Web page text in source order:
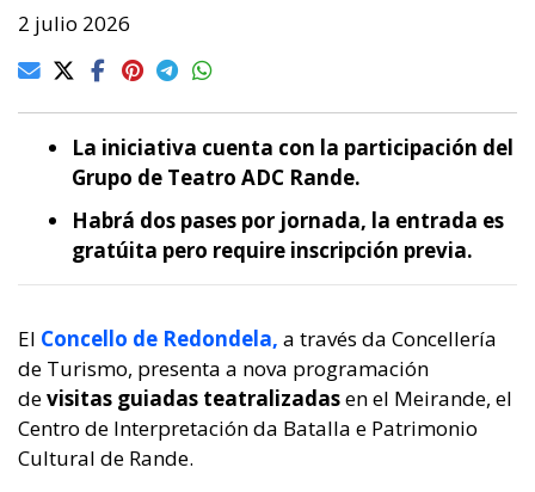
2 julio 2026
La iniciativa cuenta con la participación del
Grupo de Teatro ADC Rande.
Habrá dos pases por jornada, la entrada es
gratúita pero require inscripción previa.
El Concello de Redondela, a través da Concellería
de Turismo, presenta a nova programación
devisitas guiadas teatralizadasen el Meirande, el
Centro de Interpretación da Batalla e Patrimonio
Cultural de Rande.